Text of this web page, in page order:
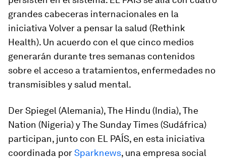
grandes cabeceras internacionales en la
iniciativa Volver a pensar la salud (Rethink
Health). Un acuerdo con el que cinco medios
generarán durante tres semanas contenidos
sobre el acceso a tratamientos, enfermedades no
transmisibles y salud mental.
Der Spiegel (Alemania),The Hindu (India),The
Nation (Nigeria) yThe Sunday Times (Sudáfrica)
participan, junto con EL PAÍS, en esta iniciativa
coordinada porSparknews, una empresa social